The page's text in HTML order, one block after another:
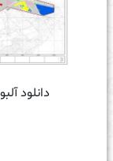
دانلود